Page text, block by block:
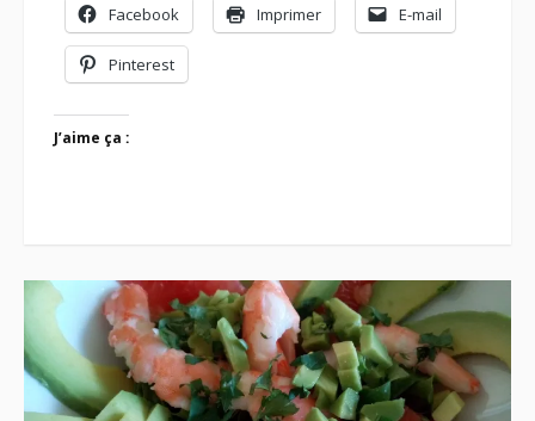
Facebook Imprimer E-mail
Pinterest
J’aime ça :